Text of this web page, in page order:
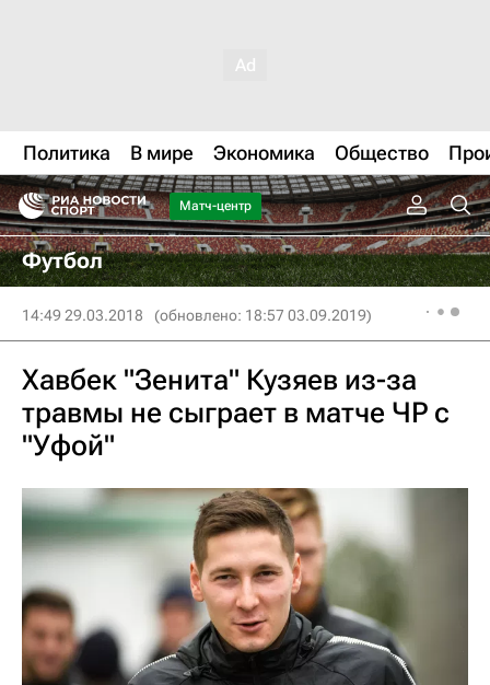
Политика В мире Экономика Общество
Матч-центр
Футбол
14:49 29.03.2018 (обновлено: 18:57 03.09.2019)
Хавбек "Зенита" Кузяев из-за
травмы не сыграет в матче ЧР с
"Уфой"